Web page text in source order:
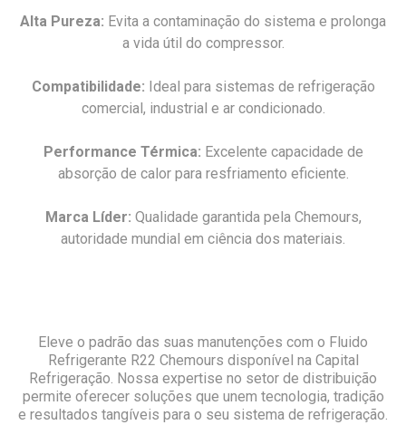
Alta Pureza: Evita a contaminação do sistema e prolonga
a vida útil do compressor.
Compatibilidade: Ideal para sistemas de refrigeração
comercial, industrial e ar condicionado.
Performance Térmica: Excelente capacidade de
absorção de calor para resfriamento eficiente.
Marca Líder: Qualidade garantida pela Chemours,
autoridade mundial em ciência dos materiais.
Eleve o padrão das suas manutenções com o Fluido
Refrigerante R22 Chemours disponível na Capital
Refrigeração. Nossa expertise no setor de distribuição
permite oferecer soluções que unem tecnologia, tradição
e resultados tangíveis para o seu sistema de refrigeração.